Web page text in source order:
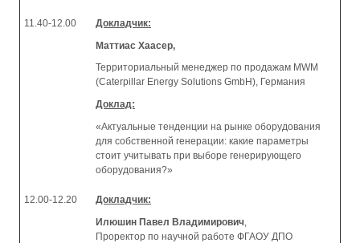
11.40-12.00
Докладчик:
Маттиас Хаасер,
Территориальный менеджер по продажам MWM
(Caterpillar Energy Solutions GmbH), Германия
Доклад:
«Актуальные тенденции на рынке оборудования
для собственной генерации: какие параметры
стоит учитывать при выборе генерирующего
оборудования?»
12.00-12.20
Докладчик:
Илюшин Павел Владимирович
Проректор по научной работе ФГАОУ ДПО